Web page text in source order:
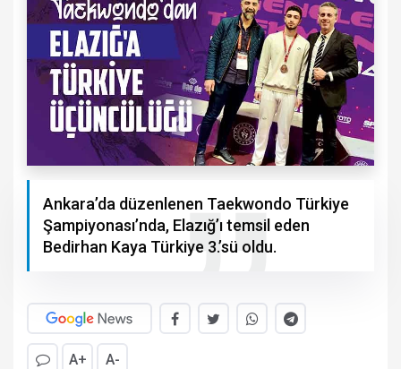
Ankara’da düzenlenen Taekwondo Türkiye
Şampiyonası’nda, Elazığ’ı temsil eden
Bedirhan Kaya Türkiye 3.’sü oldu.
A+ A-